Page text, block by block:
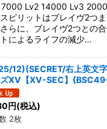
7000 Lv2 14000 Lv3
ピリットはブレイヴ2つ
らに、ブレイヴ2つとの
によるライフの減少…
12)(SECRET/右上英文
XV【XV-SEC】
円(税込)
2枚